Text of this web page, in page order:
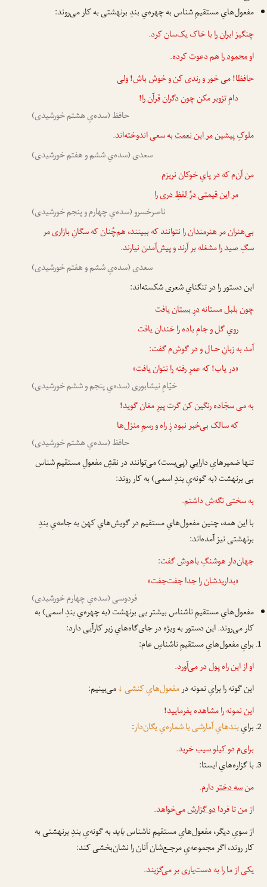
مفعول‌هایِ مستقیمِ شناس به چهره‌یِ بندِ برنهشتی به کار می‌روند:
چنگیزایران رابا خاک یک‌سان کرد.
اومحمود راهم دعوت کرده.
حافظا! می خور و رندی کن و خوش باش! ولی
دامِ تزویر مکن چون دگرانقرآن را!
حافظ (سده‌یِ هشتم خورشیدی)
ملوکِ پیشینمر این نعمتبه سعی اندوخته‌اند.
سعدی (سده‌یِ ششم و هفتم خورشیدی)
من آن‌م که در پایِ خوکان نریزم
مر این قیمتی درِّ لفظِ دری را
ناصرخسرو (سده‌یِ چهارم و پنجم خورشیدی)
بی‌هنرانمر هنرمندان رانتوانند که ببینند، هم‌چُنان که سگانِ بازاریمر
سگِ صید رامشغله بر آرند و پیش‌آمدن نیارند.
سعدی (سده‌یِ ششم و هفتم خورشیدی)
این دستور را در تنگنایِ شعری شکسته‌اند:
چون بلبل مستانهدرِ بستانیافت
رویِ گل و جامِ باده را خندان یافت
آمد به زبانِ حـال و در گوش‌م گفت:
«در یاب! که عمرِ رفته را نتوان یافت»
خیّامِ نیشابوری (سده‌یِ پنجم و ششم خورشیدی)
به میسجّادهرنگین کن گرت پیرِ مغان گوید!
که سالک بی‌خبر نبود زِ راه و رسمِ منزل‌ها
حافظ (سده‌یِ هشتم خورشیدی)
تنها ضمیرهایِ داراییِ (پی‌بست) می‌توانند در نقشِ مفعولِ مستقیمِ شناس
بی برنهشت (به گونه‌یِ بندِ اسمی) به کار روند:
به سختی نگه‌شداشتم.
با این همه، چنین مفعول‌هایِ مستقیم در گویش‌هایِ کهن به جامه‌یِ بندِ
برنهشتی نیز آمده‌اند:
جهان‌دار هوشنگِ باهوش گفت:
«بداریدشان راجدا جفت‌جفت»
فردوسی (سده‌یِ چهارم خورشیدی)
مفعول‌هایِ مستقیمِ ناشناس بیشتر بی برنهشت (به چهره‌یِ بندِ اسمی) به
کار می‌روند. این دستور به ویژه در جای‌گاه‌هایِ زیر کارآیی دارد:
برایِ مفعول‌هایِ مستقیمِ ناشناسِ عام:
او از این راهپولدر می‌آورد.
این گونه را برایِ نمونه درمفعول‌هایِ کنشی↓می‌بینیم:
این نمونه رامشاهدهبفرمایید!
برایِبندهایِ آمارشی با شماره‌یِ یگان‌دار:
برای‌مدو کیلو سیبخرید.
با گزاره‌هایِ ایستا:
منسه دختردارم.
از من تا فردادو گزارشمی‌خواهد.
از سویِ دیگر، مفعول‌هایِ مستقیمِ ناشناسبایدبه گونه‌یِ بندِ برنهشتی به
کار روند، اگر مجموعه‌یِ مرجـع‌شان آنان را نشان‌بخشی کند:
یکی از ما رابه دست‌یاری بر می‌گزیند.